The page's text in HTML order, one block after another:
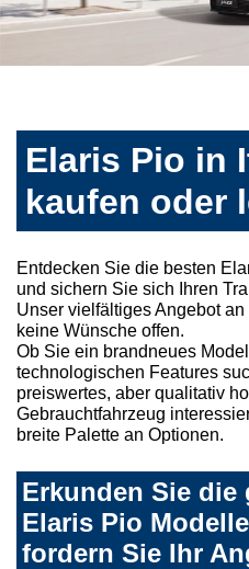
Elaris Pio in
kaufen oder
Entdecken Sie die besten
und sichern Sie sich Ihren
Unser vielfältiges Angebot
keine Wünsche offen.
Ob Sie ein brandneues
technologischen Features
preiswertes, aber qualitativ
Gebrauchtfahrzeug
breite Palette an Optionen.
Erkunden Sie die
Elaris Pio
fordern Sie Ihr